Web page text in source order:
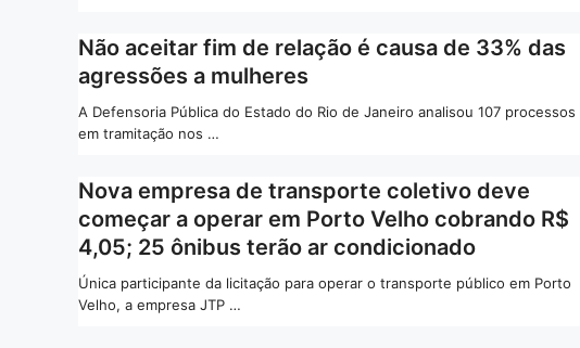
Não aceitar fim de relação é causa de 33% das
agressões a mulheres
A Defensoria Pública do Estado do Rio de Janeiro analisou 107 processos
em tramitação nos …
Nova empresa de transporte coletivo deve
começar a operar em Porto Velho cobrando R$
4,05; 25 ônibus terão ar condicionado
Única participante da licitação para operar o transporte público em Porto
Velho, a empresa JTP …